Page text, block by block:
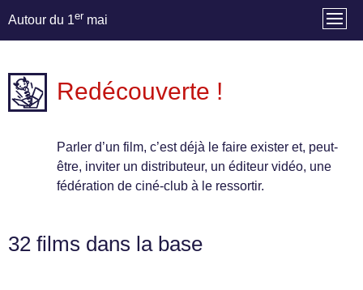
Autour du 1er mai
Redécouverte !
Parler d’un film, c’est déjà le faire exister et, peut-
être, inviter un distributeur, un éditeur vidéo, une
fédération de ciné-club à le ressortir.
32 films dans la base